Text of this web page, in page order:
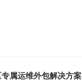
属运维外包解决方案